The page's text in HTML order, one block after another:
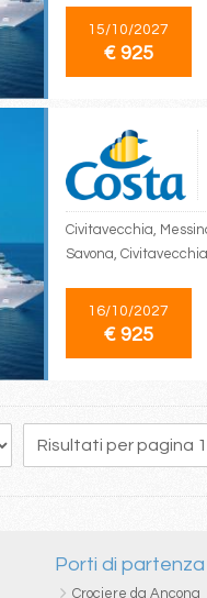
15/10/2027
€ 925
Civitavecchia,
Savona, Civitavecchia
16/10/2027
€ 925
148 149 150
Porti di partenza
Crociere da Ancona